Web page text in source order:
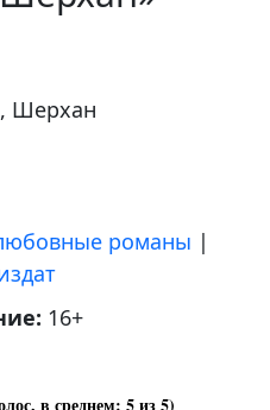
Шерхан
романы |
16+
в среднем: 5из 5)